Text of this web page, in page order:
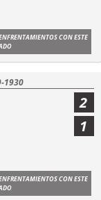
CON ESTE
1930
2
1
CON ESTE